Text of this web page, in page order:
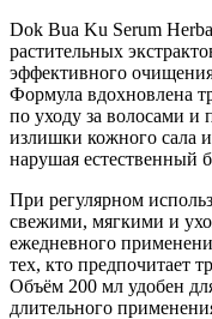
Dok Bua Ku Serum
растительных
эффективного
Формула вдохновлена
по уходу за волосами и
излишки кожного сала
нарушая естественный
При регулярном
свежими, мягкими и
ежедневного
тех, кто предпочитает
Объём 200 мл удобен
длительного